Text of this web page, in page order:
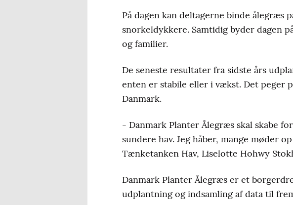
På dagen kan deltagerne binde ålegræs
snorkeldykkere. Samtidig byder dagen
og familier.
De seneste resultater fra sidste års
enten er stabile eller i vækst. Det peger
Danmark.
- Danmark Planter Ålegræs skal skabe
sundere hav. Jeg håber, mange møder
Tænketanken Hav, Liselotte Hohwy
Danmark Planter Ålegræs er et
udplantning og indsamling af data til